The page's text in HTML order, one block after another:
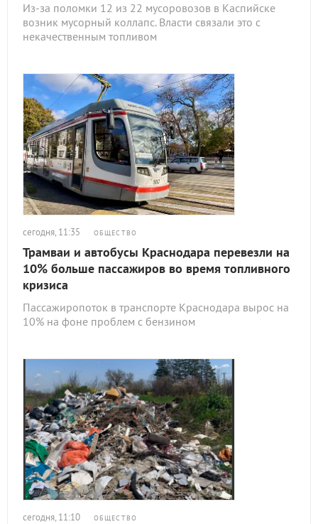
Из-за поломки 12 из 22 мусоровозов в Каспийске
возник мусорный коллапс. Власти связали это с
некачественным топливом
сегодня, 11:35 ОБЩЕСТВО
Трамваи и автобусы Краснодара перевезли на
10% больше пассажиров во время топливного
кризиса
Пассажиропоток в транспорте Краснодара вырос на
10% на фоне проблем с бензином
сегодня, 11:10 ОБЩЕСТВО